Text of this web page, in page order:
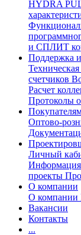
HYDRA
и СПЛИТ
Поддержка
счетчиков
Расчет
Протоколы
Оптово-
Личный
Информация
проекты
О компании
О компании
Вакансии
Контакты
...